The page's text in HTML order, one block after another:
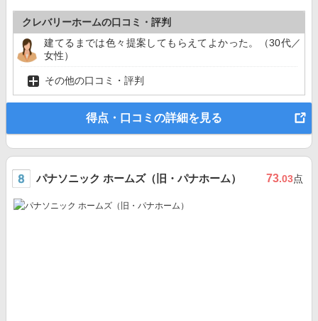
クレバリーホームの口コミ・評判
建てるまでは色々提案してもらえてよかった。（30代／
女性）
その他の口コミ・評判
得点・口コミの詳細を見る
パナソニック ホームズ（旧・パナホーム） 73.03点